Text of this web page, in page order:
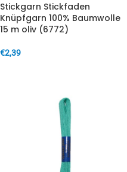
Stickgarn Stickfaden
Knüpfgarn 100% Baumwolle
15 m oliv (6772)
€2,39